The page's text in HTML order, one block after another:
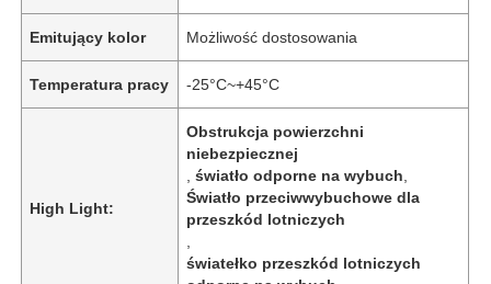
Emitujący kolor Możliwość dostosowania
Temperatura pracy -25°C~+45°C
High Light:
Obstrukcja powierzchni
niebezpiecznej
,światło odporne na wybuch
Światło przeciwwybuchowe dla
przeszkód lotniczych
światełko przeszkód lotniczych